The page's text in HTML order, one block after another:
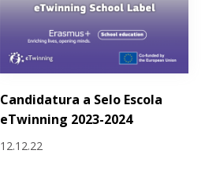
Candidatura a Selo Escola
eTwinning 2023-2024
12.12.22